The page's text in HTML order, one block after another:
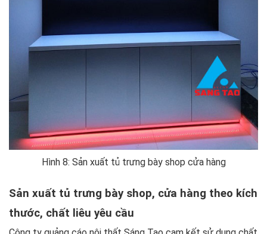
Hình 8: Sản xuất tủ trưng bày shop cửa hàng
Sản xuất tủ trưng bày shop, cửa hàng theo kích
thước, chất liêu yêu cầu